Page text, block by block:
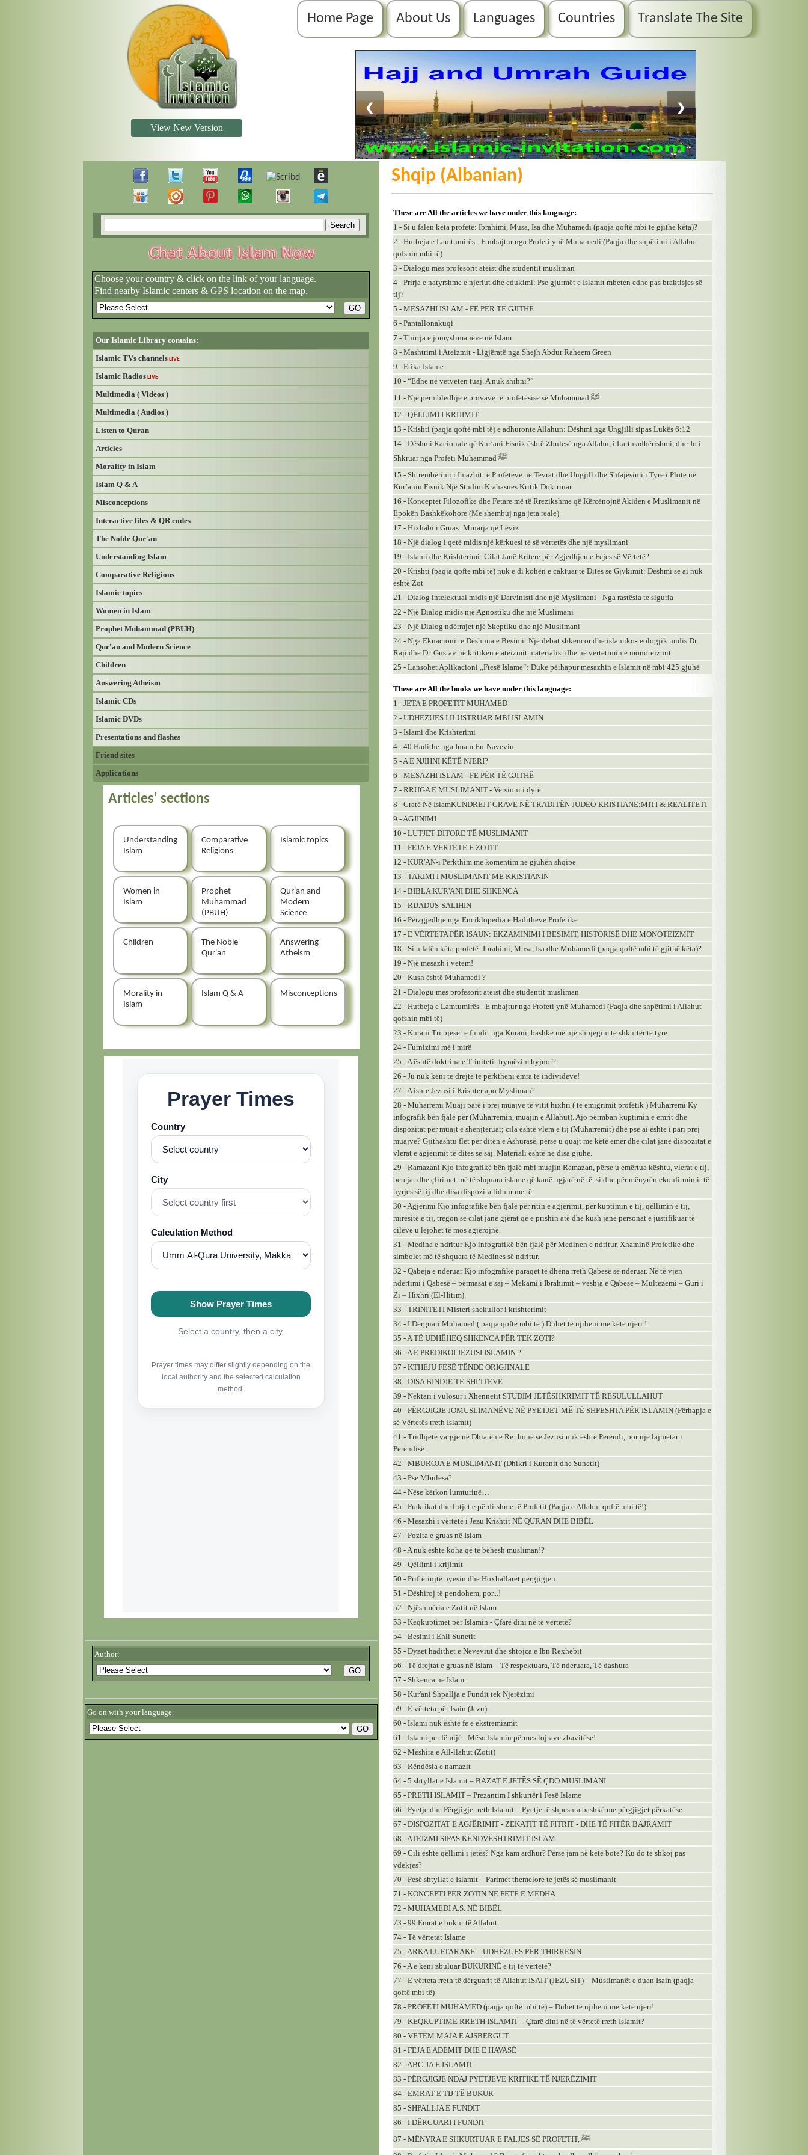
Home Page About Us Languages Countries Translate The Site
❮ ❯
View New Version
Choose your country & click on the link of your language.
Find nearby Islamic centers & GPS location on the map.
Our Islamic Library contains:
Islamic TVs channels LIVE
Islamic Radios LIVE
Multimedia ( Videos )
Multimedia ( Audios )
Listen to Quran
Articles
Morality in Islam
Islam Q & A
Misconceptions
Interactive files & QR codes
The Noble Qur'an
Understanding Islam
Comparative Religions
Islamic topics
Women in Islam
Prophet Muhammad (PBUH)
Qur'an and Modern Science
Children
Answering Atheism
Islamic CDs
Islamic DVDs
Presentations and flashes
Friend sites
Applications
Articles' sections
Understanding
Islam
Comparative
Religions
Islamic topics
Women in
Islam
Prophet
Muhammad
(PBUH)
Qur'an and
Modern
Science
Children
The Noble
Qur'an
Answering
Atheism
Morality in
Islam
Islam Q & A Misconceptions
Author:
Go on with your language:
Shqip (Albanian)
These are All the articles we have under this language:
1 - Si u falën këta profetë: Ibrahimi, Musa, Isa dhe Muhamedi (paqja qoftë mbi të gjithë këta)?
2 - Hutbeja e Lamtumirës - E mbajtur nga Profeti ynë Muhamedi (Paqja dhe shpëtimi i Allahut
qofshin mbi të)
3 - Dialogu mes profesorit ateist dhe studentit musliman
4 - Prirja e natyrshme e njeriut dhe edukimi: Pse gjurmët e Islamit mbeten edhe pas braktisjes së
tij?
5 - MESAZHI ISLAM - FE PËR TË GJITHË
6 - Pantallonakuqi
7 - Thirrja e jomyslimanëve në Islam
8 - Mashtrimi i Ateizmit - Ligjëratë nga Shejh Abdur Raheem Green
9 - Etika Islame
10 - “Edhe në vetveten tuaj. A nuk shihni?”
11 - Një përmbledhje e provave të profetësisë së Muhammad ﷺ
12 - QËLLIMI I KRIJIMIT
13 - Krishti (paqja qoftë mbi të) e adhuronte Allahun: Dëshmi nga Ungjilli sipas Lukës 6:12
14 - Dëshmi Racionale që Kur’ani Fisnik është Zbulesë nga Allahu, i Lartmadhërishmi, dhe Jo i
Shkruar nga Profeti Muhammad ﷺ
15 - Shtrembërimi i Imazhit të Profetëve në Tevrat dhe Ungjill dhe Shfajësimi i Tyre i Plotë në
Kur’anin Fisnik Një Studim Krahasues Kritik Doktrinar
16 - Konceptet Filozofike dhe Fetare më të Rrezikshme që Kërcënojnë Akiden e Muslimanit në
Epokën Bashkëkohore (Me shembuj nga jeta reale)
17 - Hixhabi i Gruas: Minarja që Lëviz
18 - Një dialog i qetë midis një kërkuesi të së vërtetës dhe një myslimani
19 - Islami dhe Krishterimi: Cilat Janë Kritere për Zgjedhjen e Fejes së Vërtetë?
20 - Krishti (paqja qoftë mbi të) nuk e di kohën e caktuar të Ditës së Gjykimit: Dëshmi se ai nuk
është Zot
21 - Dialog intelektual midis një Darvinisti dhe një Myslimani - Nga rastësia te siguria
22 - Një Dialog midis një Agnostiku dhe një Muslimani
23 - Një Dialog ndërmjet një Skeptiku dhe një Muslimani
24 - Nga Ekuacioni te Dëshmia e Besimit Një debat shkencor dhe islamiko-teologjik midis Dr.
Raji dhe Dr. Gustav në kritikën e ateizmit materialist dhe në vërtetimin e monoteizmit
25 - Lansohet Aplikacioni „Ftesë Islame“: Duke përhapur mesazhin e Islamit në mbi 425 gjuhë
These are All the books we have under this language:
1 - JETA E PROFETIT MUHAMED
2 - UDHEZUES I ILUSTRUAR MBI ISLAMIN
3 - Islami dhe Krishterimi
4 - 40 Hadithe nga Imam En-Naveviu
5 - A E NJIHNI KËTË NJERI?
6 - MESAZHI ISLAM - FE PËR TË GJITHË
7 - RRUGA E MUSLIMANIT - Versioni i dytë
8 - Gratë Në IslamKUNDREJT GRAVE NË TRADITËN JUDEO-KRISTIANE:MITI & REALITETI
9 - AGJINIMI
10 - LUTJET DITORE TË MUSLIMANIT
11 - FEJA E VËRTETË E ZOTIT
12 - KUR'AN-i Përkthim me komentim në gjuhën shqipe
13 - TAKIMI I MUSLIMANIT ME KRISTIANIN
14 - BIBLA KUR'ANI DHE SHKENCA
15 - RIJADUS-SALIHIN
16 - Përzgjedhje nga Enciklopedia e Haditheve Profetike
17 - E VËRTETA PËR ISAUN: EKZAMINIMI I BESIMIT, HISTORISË DHE MONOTEIZMIT
18 - Si u falën këta profetë: Ibrahimi, Musa, Isa dhe Muhamedi (paqja qoftë mbi të gjithë këta)?
19 - Një mesazh i vetëm!
20 - Kush është Muhamedi ?
21 - Dialogu mes profesorit ateist dhe studentit musliman
22 - Hutbeja e Lamtumirës - E mbajtur nga Profeti ynë Muhamedi (Paqja dhe shpëtimi i Allahut
qofshin mbi të)
23 - Kurani Tri pjesët e fundit nga Kurani, bashkë më një shpjegim të shkurtër të tyre
24 - Furnizimi më i mirë
25 - A është doktrina e Trinitetit frymëzim hyjnor?
26 - Ju nuk keni të drejtë të përktheni emra të individëve!
27 - A ishte Jezusi i Krishter apo Mysliman?
28 - Muharremi Muaji parë i prej muajve të vitit hixhri ( të emigrimit profetik ) Muharremi Ky
infografik bën fjalë për (Muharremin, muajin e Allahut). Ajo përmban kuptimin e emrit dhe
dispozitat për muajt e shenjtëruar; cila është vlera e tij (Muharremit) dhe pse ai është i pari prej
muajve? Gjithashtu flet për ditën e Ashurasë, përse u quajt me këtë emër dhe cilat janë dispozitat e
vlerat e agjërimit të ditës së saj. Materiali është në disa gjuhë.
29 - Ramazani Kjo infografikë bën fjalë mbi muajin Ramazan, përse u emërtua kështu, vlerat e tij,
betejat dhe çlirimet më të shquara islame që kanë ngjarë në të, si dhe për mënyrën ekonfirmimit të
hyrjes së tij dhe disa dispozita lidhur me të.
30 - Agjërimi Kjo infografikë bën fjalë për ritin e agjërimit, për kuptimin e tij, qëllimin e tij,
mirësitë e tij, tregon se cilat janë gjërat që e prishin atë dhe kush janë personat e justifikuar të
cilëve u lejohet të mos agjërojnë.
31 - Medina e ndritur Kjo infografikë bën fjalë për Medinen e ndritur, Xhaminë Profetike dhe
simbolet më të shquara të Medines së ndritur.
32 - Qabeja e nderuar Kjo infografikë paraqet të dhëna rreth Qabesë së nderuar. Në të vjen
ndërtimi i Qabesë – përmasat e saj – Mekami i Ibrahimit – veshja e Qabesë – Multezemi – Guri i
Zi – Hixhri (El-Hitim).
33 - TRINITETI Misteri shekullor i krishterimit
34 - I Dërguari Muhamed ( paqja qoftë mbi të ) Duhet të njiheni me këtë njeri !
35 - A TË UDHËHEQ SHKENCA PËR TEK ZOTI?
36 - A E PREDIKOI JEZUSI ISLAMIN ?
37 - KTHEJU FESË TËNDE ORIGJINALE
38 - DISA BINDJE TË SHI’ITËVE
39 - Nektari i vulosur i Xhennetit STUDIM JETËSHKRIMIT TË RESULULLAHUT
40 - PËRGJIGJE JOMUSLIMANËVE NË PYETJET MË TË SHPESHTA PËR ISLAMIN (Përhapja e
së Vërtetës rreth Islamit)
41 - Tridhjetë vargje në Dhiatën e Re thonë se Jezusi nuk është Perëndi, por një lajmëtar i
Perëndisë.
42 - MBUROJA E MUSLIMANIT (Dhikri i Kuranit dhe Sunetit)
43 - Pse Mbulesa?
44 - Nëse kërkon lumturinë…
45 - Praktikat dhe lutjet e përditshme të Profetit (Paqja e Allahut qoftë mbi të!)
46 - Mesazhi i vërtetë i Jezu Krishtit NË QURAN DHE BIBËL
47 - Pozita e gruas në Islam
48 - A nuk është koha që të bëhesh musliman!?
49 - Qëllimi i krijimit
50 - Priftërinjtë pyesin dhe Hoxhallarët përgjigjen
51 - Dëshiroj të pendohem, por...!
52 - Njëshmëria e Zotit në Islam
53 - Keqkuptimet për Islamin - Çfarë dini në të vërtetë?
54 - Besimi i Ehli Sunetit
55 - Dyzet hadithet e Neveviut dhe shtojca e Ibn Rexhebit
56 - Të drejtat e gruas në Islam – Të respektuara, Të nderuara, Të dashura
57 - Shkenca në Islam
58 - Kur'ani Shpallja e Fundit tek Njerëzimi
59 - E vërteta për Isain (Jezu)
60 - Islami nuk është fe e ekstremizmit
61 - Islami per fёmijё - Mёso Islamin pёrmes lojrave zbavitёse!
62 - Mёshira e All-llahut (Zotit)
63 - Rёndёsia e namazit
64 - 5 shtyllat e Islamit – BAZAT E JETȄS SȄ ÇDO MUSLIMANI
65 - PRETH ISLAMIT – Prezantim I shkurtёr i Fesё Islame
66 - Pyetje dhe Përgjigje rreth Islamit – Pyetje të shpeshta bashkë me përgjigjet përkatëse
67 - DISPOZITAT E AGJËRIMIT - ZEKATIT TË FITRIT - DHE TË FITËR BAJRAMIT
68 - ATEIZMI SIPAS KËNDVËSHTRIMIT ISLAM
69 - Cili është qëllimi i jetës? Nga kam ardhur? Përse jam në këtë botë? Ku do të shkoj pas
vdekjes?
70 - Pesё shtyllat e Islamit – Parimet themelore te jetёs sё muslimanit
71 - KONCEPTI PËR ZOTIN NË FETË E MËDHA
72 - MUHAMEDI A.S. NË BIBËL
73 - 99 Emrat e bukur të Allahut
74 - Të vërtetat Islame
75 - ARKA LUFTARAKE – UDHËZUES PËR THIRRËSIN
76 - A e keni zbuluar BUKURINË e tij të vërtetë?
77 - E vёrteta rreth tё dёrguarit tё Allahut ISAIT (JEZUSIT) – Muslimanёt e duan Isain (paqja
qoftё mbi tё)
78 - PROFETI MUHAMED (paqja qoftё mbi tё) – Duhet tё njiheni me kёtё njeri!
79 - KEQKUPTIME RRETH ISLAMIT – Çfarё dini nё tё vёrtetё rreth Islamit?
80 - VETËM MAJA E AJSBERGUT
81 - FEJA E ADEMIT DHE E HAVASË
82 - ABC-JA E ISLAMIT
83 - PËRGJIGJE NDAJ PYETJEVE KRITIKE TË NJERËZIMIT
84 - EMRAT E TIJ TË BUKUR
85 - SHPALLJA E FUNDIT
86 - I DËRGUARI I FUNDIT
87 - MËNYRA E SHKURTUAR E FALJES SË PROFETIT, ﷺ